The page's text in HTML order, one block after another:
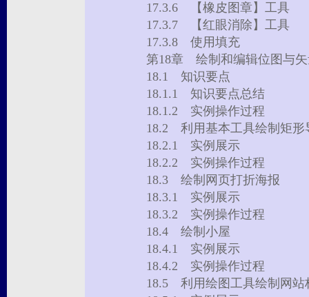
17.3.6 【橡皮图章】工具
17.3.7 【红眼消除】工具
17.3.8 使用填充
第18章 绘制和编辑位图与
18.1 知识要点
18.1.1 知识要点总结
18.1.2 实例操作过程
18.2 利用基本工具绘制矩
18.2.1 实例展示
18.2.2 实例操作过程
18.3 绘制网页打折海报
18.3.1 实例展示
18.3.2 实例操作过程
18.4 绘制小屋
18.4.1 实例展示
18.4.2 实例操作过程
18.5 利用绘图工具绘制网